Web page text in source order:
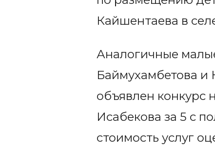
Кайшентаева в
Аналогичные
Баймухамбетова
объявлен конкурс
Исабекова за 5 с
стоимость услуг